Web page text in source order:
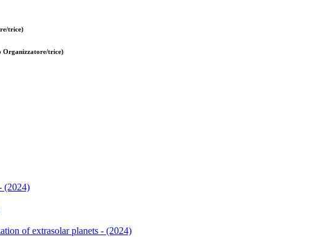
trice)
Organizzatore/trice)
(2024)
of extrasolar planets - (2024)